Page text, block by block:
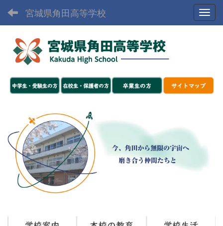
宮城県角田高等学校